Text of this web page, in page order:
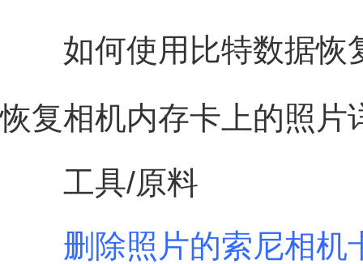
如何使用比特数据恢
恢复相机内存卡上的照片
工具/原料
删除照片的索尼相机